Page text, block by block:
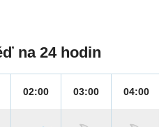
na 24 hodin
02:00 03:00 04:00